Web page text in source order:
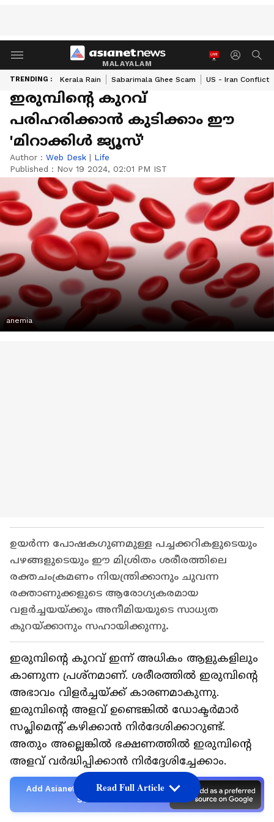
MALAYALAM
TRENDING : Kerala Rain Sabarimala Ghee Scam US - Iran Conflict
ഇരുമ്പിൻ്റെ കുറവ്
പരിഹരിക്കാൻ കുടിക്കാം ഈ
'മിറാക്കിൾ ജ്യൂസ്'
Author : Web Desk | Life
Published : Nov 19 2024, 02:01 PM IST
anemia
ഉയർന്ന പോഷകഗുണമുള്ള പച്ചക്കറികളുടെയും
പഴങ്ങളുടെയും ഈ മിശ്രിതം ശരീരത്തിലെ
രക്തചംക്രമണം നിയന്ത്രിക്കാനും ചുവന്ന
രക്താണുക്കളുടെ ആരോഗ്യകരമായ
വളർച്ചയയ്ക്കും അനീമിയയുടെ സാധ്യത
കുറയ്ക്കാനും സഹായിക്കുന്നു.
ഇരുമ്പിൻ്റെ കുറവ് ഇന്ന് അധികം ആളുകളിലും
കാണുന്ന പ്രശ്നമാണ്. ശരീരത്തിൽ ഇരുമ്പിൻ്റെ
അഭാവം വിളർച്ചയ്ക്ക് കാരണമാകുന്നു.
ഇരുമ്പിൻ്റെ അളവ് ഉണ്ടെങ്കിൽ ഡോക്ടർമാർ
സപ്ലിമെന്റ് കഴിക്കാൻ നിർദേശിക്കാറുണ്ട്.
അതും അല്ലെങ്കിൽ ഭക്ഷണത്തിൽ ഇരുമ്പിൻ്റെ
അളവ് വർദ്ധിപ്പിക്കാൻ നിർദ്ദേശിച്ചേക്കാം.
Add Asianetnews as a Preferred
Source
Read Full Article